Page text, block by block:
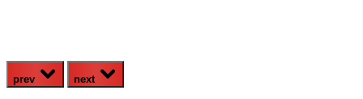
prev next